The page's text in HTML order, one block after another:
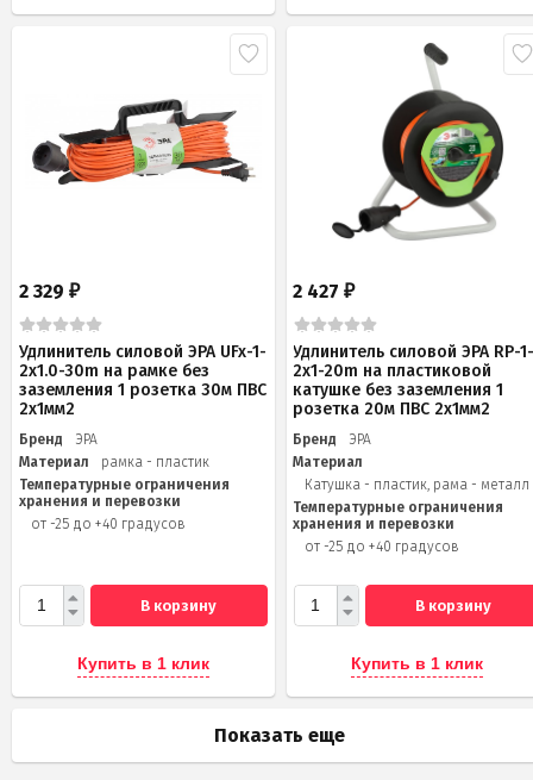
2 329 ₽
Удлинитель силовой ЭРА UFx-1-
2x1.0-30m на рамке без
заземления 1 розетка 30м ПВС
2х1мм2
Бренд
ЭРА
Материал
рамка - пластик
Температурные ограничения
хранения и перевозки
от -25 до +40 градусов
В корзину
Купить в 1 клик
2 427₽
Удлинитель силовой ЭРА RP-
2x1-20m на пластиковой
катушке без заземления 1
розетка 20м ПВС 2х1мм2
Бренд
ЭРА
Материал
Катушка - пластик, рама - металл
Температурные ограничения
хранения и перевозки
от -25 до +40 градусов
В корзину
Купить в 1 клик
Показать еще